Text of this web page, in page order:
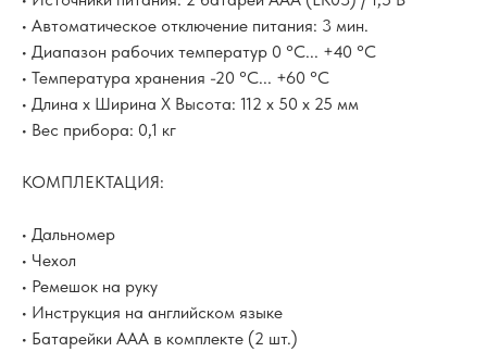
• Автоматическое отключение питания: 3 мин.
• Диапазон рабочих температур 0 °C... +40 °C
• Температура хранения -20 °C... +60 °C
• Длина х Ширина Х Высота: 112 х 50 х 25 мм
• Вес прибора: 0,1 кг
КОМПЛЕКТАЦИЯ:
• Дальномер
• Чехол
• Ремешок на руку
• Инструкция на английском языке
• Батарейки ААА в комплекте (2 шт.)